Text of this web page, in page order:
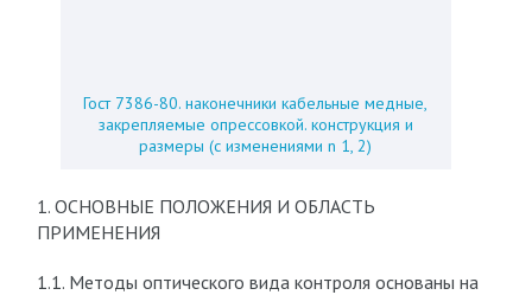
Гост 7386-80. наконечники кабельные медные,
закрепляемые опрессовкой. конструкция и
размеры (с изменениями n 1, 2)
1. ОСНОВНЫЕ ПОЛОЖЕНИЯ И ОБЛАСТЬ
ПРИМЕНЕНИЯ
1.1. Методы оптического вида контроля основаны на